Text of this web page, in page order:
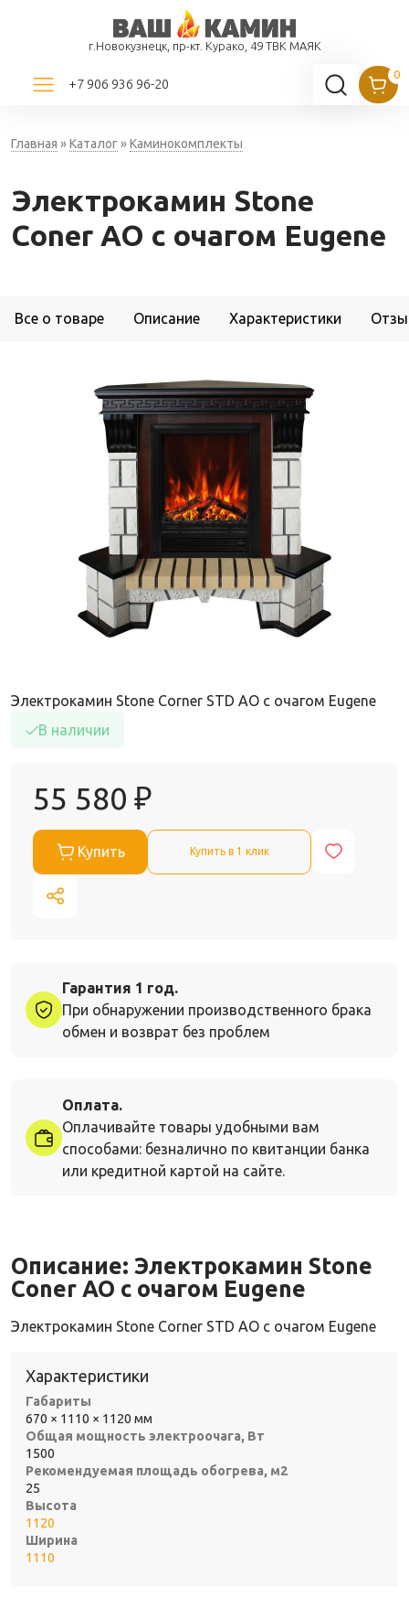
г.Новокузнецк, пр-кт. Курако, 49 ТВК МАЯК
+7 906 936 96-20
Главная »Каталог»Каминокомплекты
Электрокамин Stone
Coner AO с очагом Eugene
Все о товаре Описание Характеристики
Электрокамин Stone Corner STD AO с очагом Eugene
В наличии
55 580 ₽
Купить Купить в 1 клик
Гарантия 1 год.
При обнаружении производственного брака
обмен и возврат без проблем
Оплата.
Оплачивайте товары удобными вам
способами: безналично по квитанции банка
или кредитной картой на сайте.
Описание: Электрокамин Stone
Coner AO с очагом Eugene
Электрокамин Stone Corner STD AO с очагом Eugene
Характеристики
Габариты
670 × 1110 × 1120 мм
Общая мощность электроочага, Вт
1500
Рекомендуемая площадь обогрева, м2
25
Высота
1120
Ширина
1110